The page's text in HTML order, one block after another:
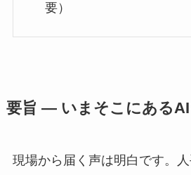
要）
要旨 — いまそこにあるAI
現場から届く声は明白です。